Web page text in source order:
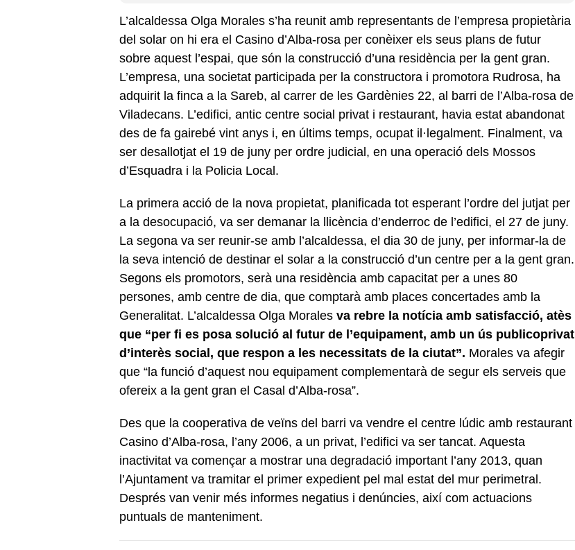
L’alcaldessa Olga Morales s’ha reunit amb representants de l’empresa propietària
del solar on hi era el Casino d’Alba-rosa per conèixer els seus plans de futur
sobre aquest l’espai, que són la construcció d’una residència per la gent gran.
L’empresa, una societat participada per la constructora i promotora Rudrosa, ha
adquirit la finca a la Sareb, al carrer de les Gardènies 22, al barri de l’Alba-rosa de
Viladecans. L’edifici, antic centre social privat i restaurant, havia estat abandonat
des de fa gairebé vint anys i, en últims temps, ocupat il·legalment. Finalment, va
ser desallotjat el 19 de juny per ordre judicial, en una operació dels Mossos
d’Esquadra i la Policia Local.
La primera acció de la nova propietat, planificada tot esperant l’ordre del jutjat per
a la desocupació, va ser demanar la llicència d’enderroc de l’edifici, el 27 de juny.
La segona va ser reunir-se amb l’alcaldessa, el dia 30 de juny, per informar-la de
la seva intenció de destinar el solar a la construcció d’un centre per a la gent gran.
Segons els promotors, serà una residència amb capacitat per a unes 80
persones, amb centre de dia, que comptarà amb places concertades amb la
Generalitat. L’alcaldessa Olga Morales va rebre la notícia amb satisfacció, atès
que “per fi es posa solució al futur de l’equipament, amb un ús publicoprivat
d’interès social, que respon a les necessitats de la ciutat”. Morales va afegir
que “la funció d’aquest nou equipament complementarà de segur els serveis que
ofereix a la gent gran el Casal d’Alba-rosa”.
Des que la cooperativa de veïns del barri va vendre el centre lúdic amb restaurant
Casino d’Alba-rosa, l’any 2006, a un privat, l’edifici va ser tancat. Aquesta
inactivitat va començar a mostrar una degradació important l’any 2013, quan
l’Ajuntament va tramitar el primer expedient pel mal estat del mur perimetral.
Després van venir més informes negatius i denúncies, així com actuacions
puntuals de manteniment.